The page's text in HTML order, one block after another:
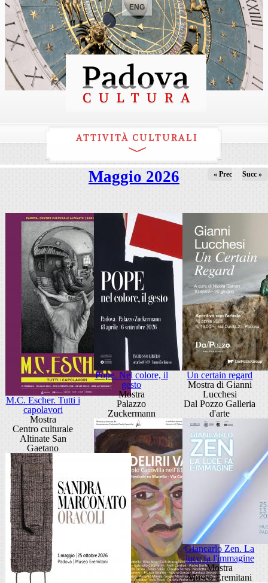
ENG
ATTIVITÀ CULTURALI
Maggio 2026 « Prec Succ »
M.C. Escher. Tutti i
capolavori
Mostra
Centro culturale
Altinate San
Gaetano
Pope. Nel colore, il
gesto
Mostra
Palazzo
Zuckermann
Un certain regard
Mostra di Gianni
Lucchesi
Dal Pozzo Galleria
d'arte
Giancarlo Zen. La
luce fa l'immagine
Mostra
Museo Eremitani